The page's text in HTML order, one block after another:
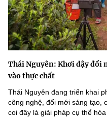
Thái Nguyên: Khơi dậy đổi
vào thực chất
Thái Nguyên đang triển khai
công nghệ, đổi mới sáng tạo,
coi đây là giải pháp cụ thể hóa